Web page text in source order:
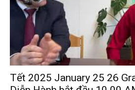
Tết 2025 January 25 26